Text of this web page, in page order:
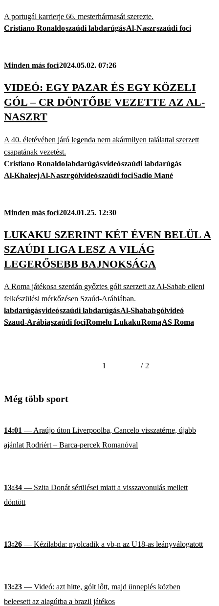
A portugál karrierje 66. mesterhármasát szerezte.
Cristiano Ronaldoszaúdi labdarúgásAl-Naszrszaúdi foci
Minden más foci2024.05.02. 07:26
VIDEÓ: EGY PAZAR ÉS EGY KÖZELI
GÓL – CR DÖNTŐBE VEZETTE AZ AL-
NASZRT
A 40. életévében járó legenda nem akármilyen találattal szerzett
csapatának vezetést.
Cristiano Ronaldolabdarúgásvideószaúdi labdarúgás
Al-KhaleejAl-Naszrgólvideószaúdi fociSadio Mané
Minden más foci2024.01.25. 12:30
LUKAKU SZERINT KÉT ÉVEN BELÜL A
SZAÚDI LIGA LESZ A VILÁG
LEGERŐSEBB BAJNOKSÁGA
A Roma játékosa szerdán győztes gólt szerzett az Al-Sabab elleni
felkészülési mérkőzésen Szaúd-Arábiában.
labdarúgásvideószaúdi labdarúgásAl-Shababgólvideó
Szaud-Arábiaszaúdi fociRomelu LukakuRomaAS Roma
1 / 2
Még több sport
14:01 — Araújo úton Liverpoolba, Cancelo visszatérne, újabb
ajánlat Rodriért – Barca-percek Romanóval
13:34 — Szita Donát sérülései miatt a visszavonulás mellett
döntött
13:26 — Kézilabda: nyolcadik a vb-n az U18-as leányválogatott
13:23 — Videó: azt hitte, gólt lőtt, majd ünneplés közben
beleesett az alagútba a brazil játékos